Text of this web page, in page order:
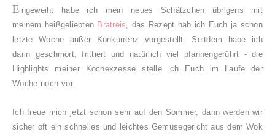
Eingeweiht habe ich mein neues Schätzchen übrigens mit
meinem heißgeliebten Bratreis , das Rezept hab ich Euch ja schon
letzte Woche außer Konkurrenz vorgestellt. Seitdem habe ich
darin geschmort, frittiert und natürlich viel pfannengerührt - die
Highlights meiner Kochexzesse stelle ich Euch im Laufe der
Woche noch vor.
Ich freue mich jetzt schon sehr auf den Sommer, dann werden wir
sicher oft ein schnelles und leichtes Gemüsegericht aus dem Wok